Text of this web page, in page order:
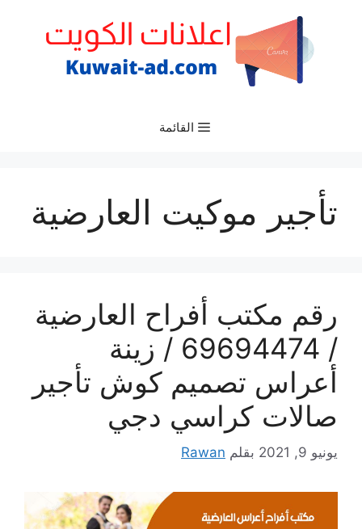
القائمة
تأجير موكيت العارضية
رقم مكتب أفراح العارضية
/ 69694474 / زينة
أعراس تصميم كوش تأجير
صالات كراسي دجي
يونيو 9, 2021 بقلم Rawan